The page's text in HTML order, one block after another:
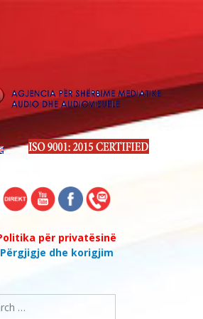
për privatësinë
Përgjigje dhe korigjim